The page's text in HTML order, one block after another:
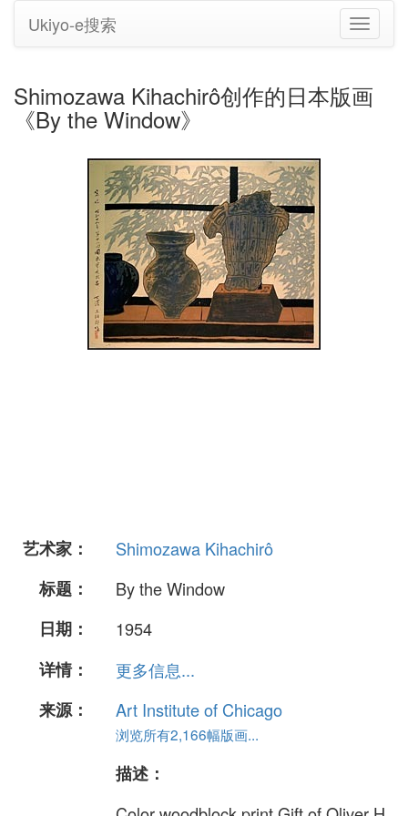
切
换
Ukiyo-e搜索
Shimozawa Kihachirô创作的日本版画
《By the Window》
艺术家：
Shimozawa Kihachirô
标题：
By the Window
日期：
1954
详情：
更多信息...
来源：
Art Institute of Chicago
浏览所有2,166幅版画...
描述：